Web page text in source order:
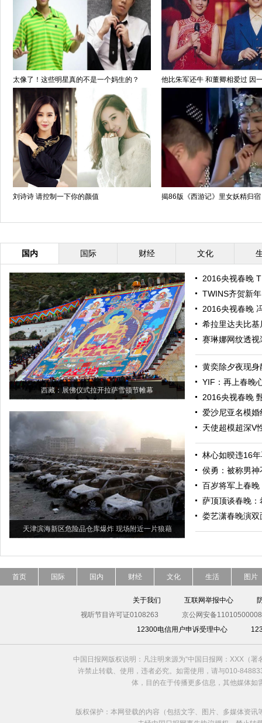
太像了！这些明星真的不是一个妈生的？ 他比朱军还牛 和董卿相爱过 因
刘诗诗 请控制一下你的颜值 揭86版《西游记》里女妖精归
国内 国际 财经 文化
西藏：展佛仪式拉开拉萨雪顿节帷幕
天津滨海新区危险品仓库爆炸 现场附近一片狼藉
2016央视春晚
TWINS齐贺新
2016央视春晚
希拉里达夫比
赛琳娜网纹透
黄奕除夕夜现
YIF：再上春晚
2016央视春晚
爱沙尼亚名模
天使超模超深V
林心如暌违16
侯勇：被称男
百岁将军上春晚
萨顶顶谈春晚
娄艺潇春晚演
首页 国际 国内 财经 文化 生活 图片
关于我们 互联网举报中心
视听节目许可证0108263
京公网安备
12300电信用户申诉受理中心
中国日报网版权说明：凡注明来源为“中国日报网：XXX（
许禁止转载、使用，违者必究。如需使用，请与010-
体，目的在于传播更多信息，其他媒体
版权保护：本网登载的内容（包括文字、图片、多媒体资